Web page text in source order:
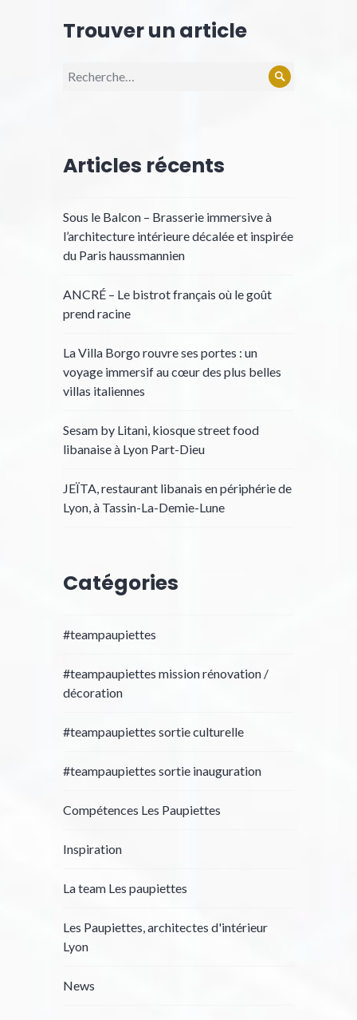
Trouver un article
Recherche
Rechercher
Articles récents
Sous le Balcon – Brasserie immersive à
l’architecture intérieure décalée et inspirée
du Paris haussmannien
ANCRÉ – Le bistrot français où le goût
prend racine
La Villa Borgo rouvre ses portes : un
voyage immersif au cœur des plus belles
villas italiennes
Sesam by Litani, kiosque street food
libanaise à Lyon Part-Dieu
JEÏTA, restaurant libanais en périphérie de
Lyon, à Tassin-La-Demie-Lune
Catégories
#teampaupiettes
#teampaupiettes mission rénovation /
décoration
#teampaupiettes sortie culturelle
#teampaupiettes sortie inauguration
Compétences Les Paupiettes
Inspiration
La team Les paupiettes
Les Paupiettes, architectes d'intérieur
Lyon
News